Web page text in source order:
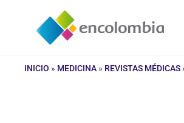
contenido
INICIO » MEDICINA » REVISTAS MÉDICAS